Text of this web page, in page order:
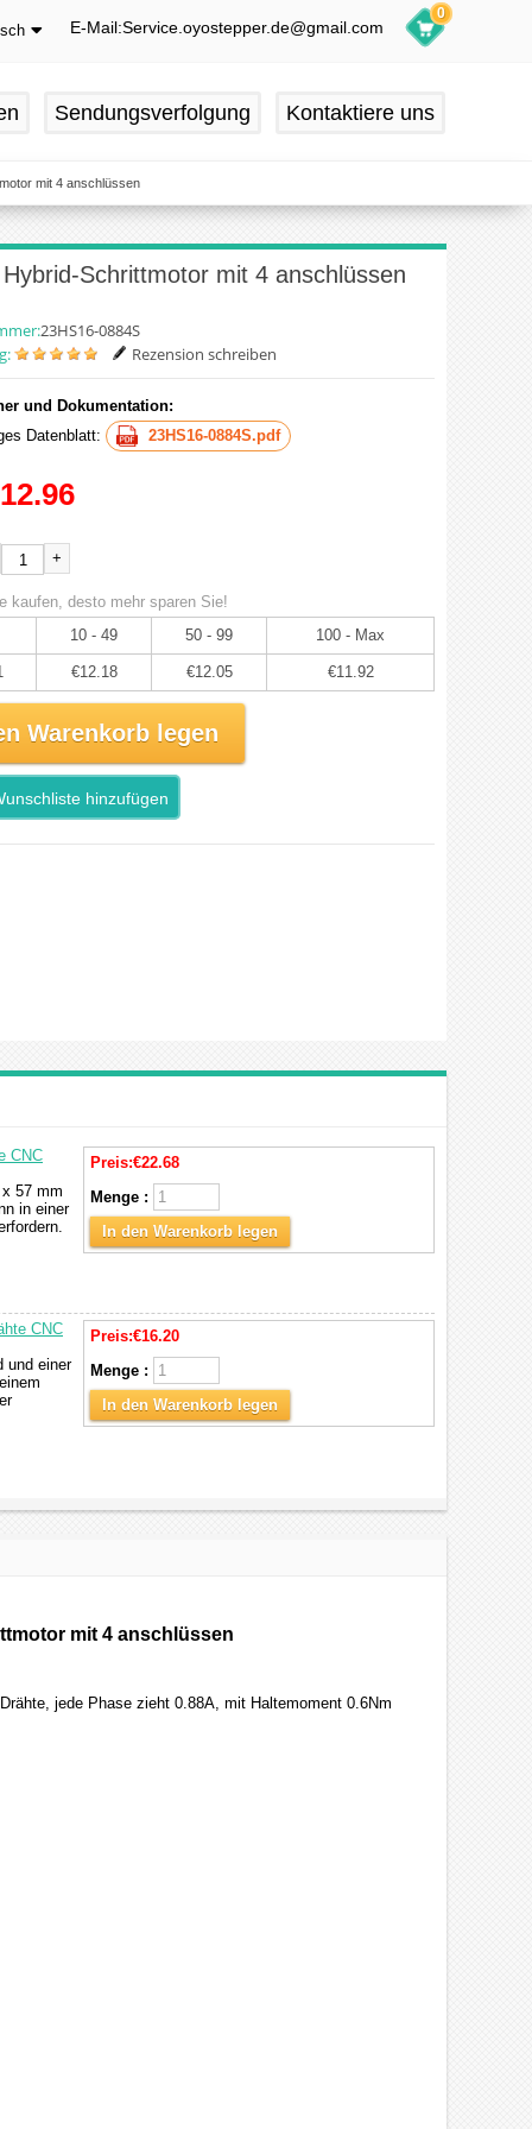
E-Mail:Service.oyostepper.de@gmail.com
0
Sendungsverfolgung Kontaktiere uns
mit 4 anschlüssen
Schrittmotor mit 4 anschlüssen
23HS16-0884S
Rezension schreiben
und Dokumentation:
Datenblatt:
23HS16-0884S.pdf
+
kaufen, desto mehr sparen Sie!
10 - 49
50 - 99 100 - Max
€12.18 €12.05 €11.92
Warenkorb legen
hinzufügen
CNC
57 mm
in einer
Preis:€22.68
Menge :
In den Warenkorb legen
CNC
und einer
Preis:€16.20
Menge :
In den Warenkorb legen
mit 4 anschlüssen
jede Phase zieht 0.88A, mit Haltemoment 0.6Nm